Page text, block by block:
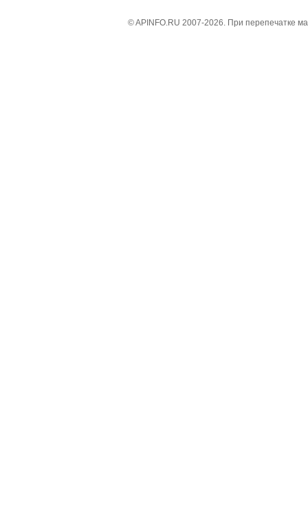
© APINFO.RU 2007-2026. При перепечатке